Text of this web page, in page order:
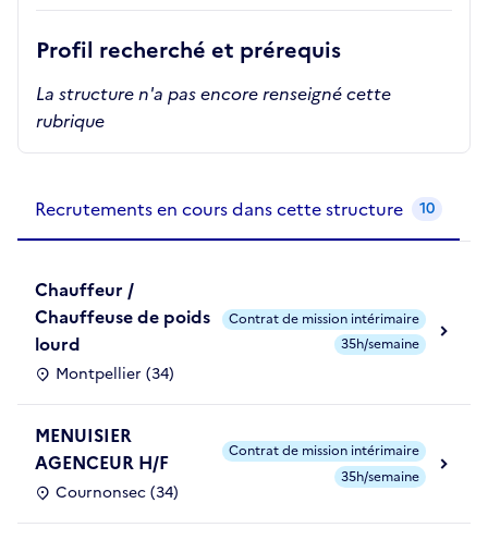
Profil recherché et prérequis
La structure n'a pas encore renseigné cette
rubrique
Recrutements en cours dans cette structure 10
Chauffeur /
Chauffeuse de poids
lourd
Montpellier (34)
Contrat de mission intérimaire
35h/semaine
MENUISIER
AGENCEUR H/F
Cournonsec (34)
Contrat de mission intérimaire
35h/semaine